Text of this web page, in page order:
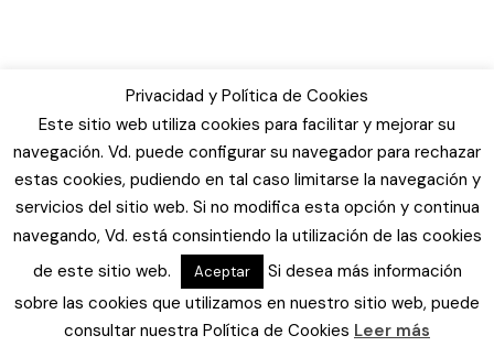
Privacidad y Política de Cookies
Este sitio web utiliza cookies para facilitar y mejorar su
navegación. Vd. puede configurar su navegador para rechazar
estas cookies, pudiendo en tal caso limitarse la navegación y
servicios del sitio web. Si no modifica esta opción y continua
navegando, Vd. está consintiendo la utilización de las cookies
de este sitio web.
Aceptar
Si desea más información
sobre las cookies que utilizamos en nuestro sitio web, puede
consultar nuestra Política de Cookies Leer más